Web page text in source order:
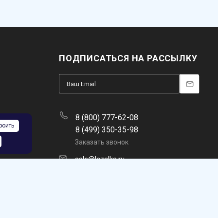
ПОДПИСАТЬСЯ НА РАССЫЛКУ
8 (800) 777-62-08
8 (499) 350-35-98
Заказать звонок
sale@lazalka.ru